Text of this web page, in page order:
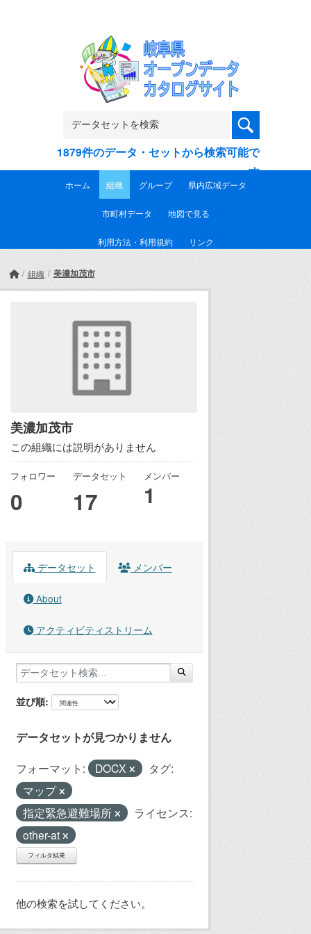
1879件のデータ・セットから検索可能で
す
ホーム 組織 グループ 県内広域データ
市町村データ 地図で見る
利用方法・利用規約 リンク
組織 美濃加茂市
美濃加茂市
この組織には説明がありません
フォロワー
0
データセット
17
メンバー
1
データセット メンバー
About
アクティビティストリーム
並び順
データセットが見つかりません
フォーマット: DOCX
タグ:
マップ
指定緊急避難場所
ライセンス:
other-at
フィルタ結果
他の検索を試してください。